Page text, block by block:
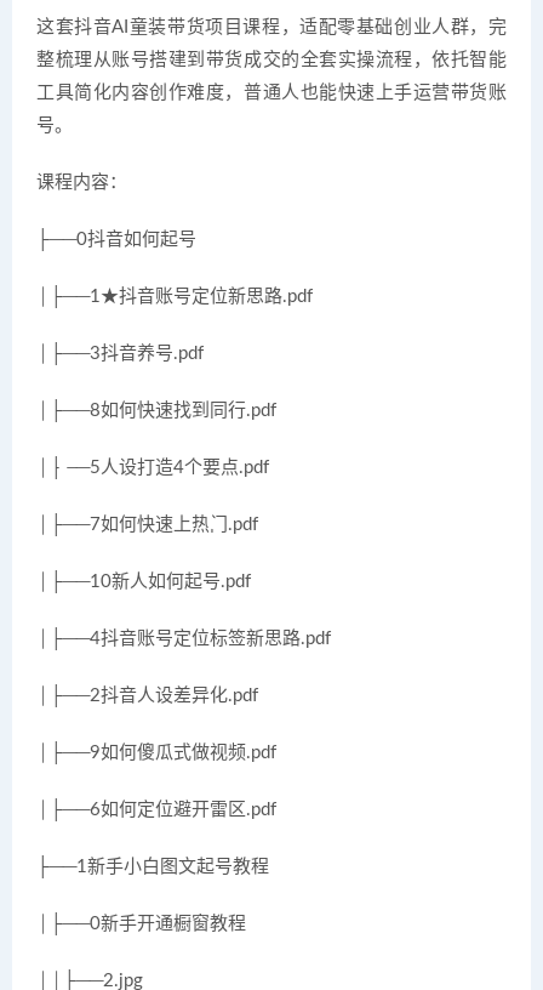
这套抖音AI童装带货项目课程，适配零基础创业人群，完
整梳理从账号搭建到带货成交的全套实操流程，依托智能
工具简化内容创作难度，普通人也能快速上手运营带货账
号。
课程内容：
├──0抖音如何起号
│├──1★抖音账号定位新思路.pdf
│├──3抖音养号.pdf
│├──8如何快速找到同行.pdf
│├──5人设打造4个要点.pdf
│├──7如何快速上热门.pdf
│├──10新人如何起号.pdf
│├──4抖音账号定位标签新思路.pdf
│├──2抖音人设差异化.pdf
│├──9如何傻瓜式做视频.pdf
│├──6如何定位避开雷区.pdf
├──1新手小白图文起号教程
│├──0新手开通橱窗教程
││├──2.jpg